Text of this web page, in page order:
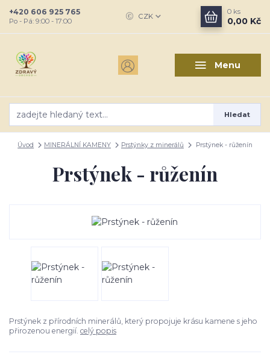
Menu
CZK
Hledat
+420 606 925 765
Po - Pá: 9:00 - 17:00
0 ks
0,00 Kč
Úvod MINERÁLNÍ KAMENY Prstýnky z minerálů Prstýnek - růženín
Prstýnek - růženín
Prstýnek z přírodních minerálů, který propojuje krásu kamene s jeho
přirozenou energií. celý popis